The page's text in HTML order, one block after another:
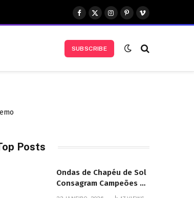
Facebook
X
(Twitter)
Instagram
Pinterest
Vimeo
SUBSCRIBE
Posts
Ondas de Chapéu de Sol
Consagram Campeões do
Festival de Bodyboard